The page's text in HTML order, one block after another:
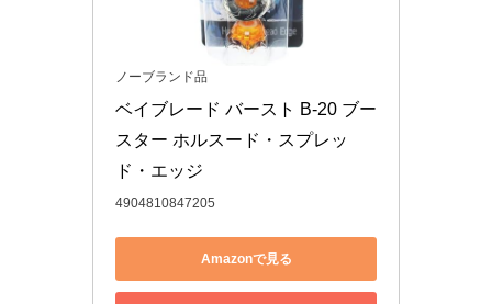
ノーブランド品
ベイブレード バースト B-20 ブー
スター ホルスード・スプレッ
ド・エッジ
4904810847205
Amazonで見る